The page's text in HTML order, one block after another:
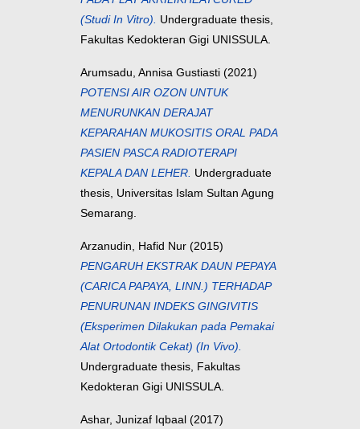
(Studi In Vitro). Undergraduate thesis,
Fakultas Kedokteran Gigi UNISSULA.
Arumsadu, Annisa Gustiasti (2021)
POTENSI AIR OZON UNTUK
MENURUNKAN DERAJAT
KEPARAHAN MUKOSITIS ORAL PADA
PASIEN PASCA RADIOTERAPI
KEPALA DAN LEHER. Undergraduate
thesis, Universitas Islam Sultan Agung
Semarang.
Arzanudin, Hafid Nur (2015)
PENGARUH EKSTRAK DAUN PEPAYA
(CARICA PAPAYA, LINN.) TERHADAP
PENURUNAN INDEKS GINGIVITIS
(Eksperimen Dilakukan pada Pemakai
Alat Ortodontik Cekat) (In Vivo).
Undergraduate thesis, Fakultas
Kedokteran Gigi UNISSULA.
Ashar, Junizaf Iqbaal (2017)